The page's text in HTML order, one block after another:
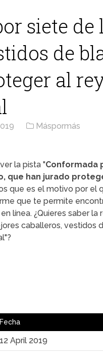
siete de
de
al
Máspormás
la pista "Conformada
que han jurado
que es el motivo por el
que te permite
línea. ¿Quieres saber la
caballeros, vestidos
Fecha
12 April 2019